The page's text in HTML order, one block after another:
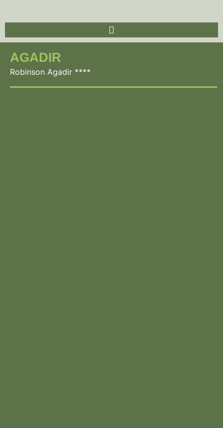
AGADIR
Robinson Agadir ****